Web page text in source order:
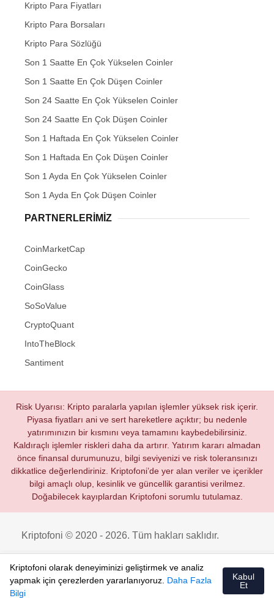
Kripto Para Fiyatları
Kripto Para Borsaları
Kripto Para Sözlüğü
Son 1 Saatte En Çok Yükselen Coinler
Son 1 Saatte En Çok Düşen Coinler
Son 24 Saatte En Çok Yükselen Coinler
Son 24 Saatte En Çok Düşen Coinler
Son 1 Haftada En Çok Yükselen Coinler
Son 1 Haftada En Çok Düşen Coinler
Son 1 Ayda En Çok Yükselen Coinler
Son 1 Ayda En Çok Düşen Coinler
PARTNERLERIMIZ
CoinMarketCap
CoinGecko
CoinGlass
SoSoValue
CryptoQuant
IntoTheBlock
Santiment
Risk Uyarısı: Kripto paralarla yapılan işlemler yüksek risk içerir.
Piyasa fiyatları ani ve sert hareketlere açıktır; bu nedenle
yatırımınızın bir kısmını veya tamamını kaybedebilirsiniz.
Kaldıraçlı işlemler riskleri daha da artırır. Yatırım kararı almadan
önce finansal durumunuzu, bilgi seviyenizi ve risk toleransınızı
dikkatlice değerlendiriniz. Kriptofoni’de yer alan veriler ve içerikler
bilgi amaçlı olup, kesinlik ve güncellik garantisi verilmez.
Doğabilecek kayıplardan Kriptofoni sorumlu tutulamaz.
Kriptofoni © 2020 - 2026. Tüm hakları saklıdır.
Kriptofoni olarak deneyiminizi geliştirmek ve analiz
yapmak için çerezlerden yararlanıyoruz. Daha Fazla
Bilgi
Kabul
Et